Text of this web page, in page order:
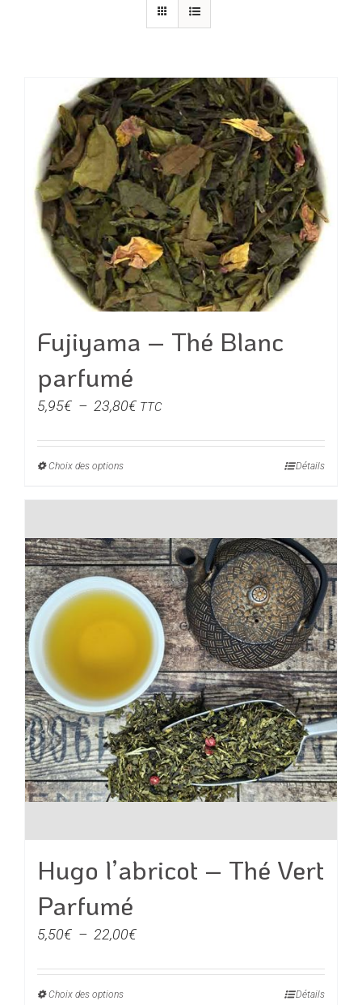
Fujiyama – Thé Blanc
parfumé
5,95€ – 23,80€Plage
prix :
TTC
Choix des optionsCe
plusieurs
variations.
Les
options
peuvent
choisies
sur
la
page
du
produit
Détails
Hugo l’abricot – Thé Vert
Parfumé
5,50€ – 22,00€Plage
prix :
Choix des optionsCe
Détails